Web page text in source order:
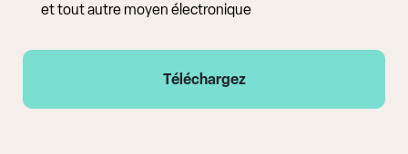
et tout autre moyen électronique